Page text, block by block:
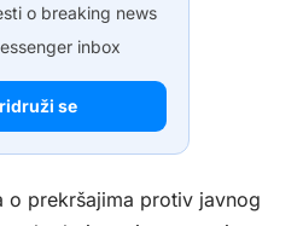
o breaking news
inbox
se
o prekršajima protiv javnog